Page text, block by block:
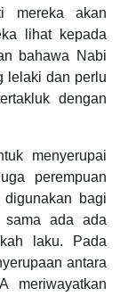
mereka akan
lihat kepada
bahawa Nabi
lelaki dan perlu
dengan
menyerupai
perempuan
digunakan bagi
sama ada ada
laku. Pada
antara
meriwayatkan